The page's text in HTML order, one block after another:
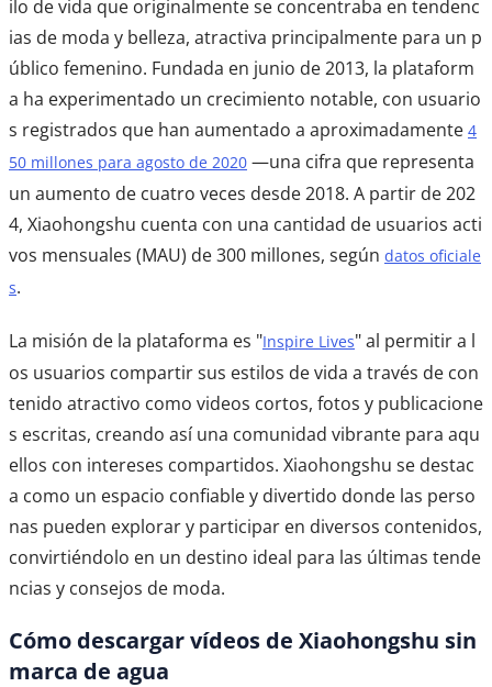
ilo de vida que originalmente se concentraba en tendenc
ias de moda y belleza, atractiva principalmente para un p
úblico femenino. Fundada en junio de 2013, la plataform
a ha experimentado un crecimiento notable, con usuario
s registrados que han aumentado a aproximadamente 4
50 millones para agosto de 2020 —una cifra que representa
un aumento de cuatro veces desde 2018. A partir de 202
4, Xiaohongshu cuenta con una cantidad de usuarios acti
vos mensuales (MAU) de 300 millones, según datos oficiale
s.
La misión de la plataforma es "Inspire Lives" al permitir a l
os usuarios compartir sus estilos de vida a través de con
tenido atractivo como videos cortos, fotos y publicacione
s escritas, creando así una comunidad vibrante para aqu
ellos con intereses compartidos. Xiaohongshu se destac
a como un espacio confiable y divertido donde las perso
nas pueden explorar y participar en diversos contenidos,
convirtiéndolo en un destino ideal para las últimas tende
ncias y consejos de moda.
Cómo descargar vídeos de Xiaohongshu sin
marca de agua